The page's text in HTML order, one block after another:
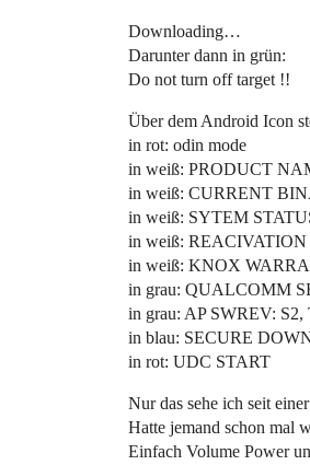
Downloading…
Darunter dann in grün:
Do not turn off target !!
Über dem Android Icon
in rot: odin mode
in weiß: PRODUCT
in weiß: CURRENT
in weiß: SYTEM
in weiß:
in weiß: KNOX
in grau: QUALCOMM
in grau: AP SWREV: S2,
in blau: SECURE
in rot: UDC START
Nur das sehe ich seit
Hatte jemand schon mal
Einfach Volume Power